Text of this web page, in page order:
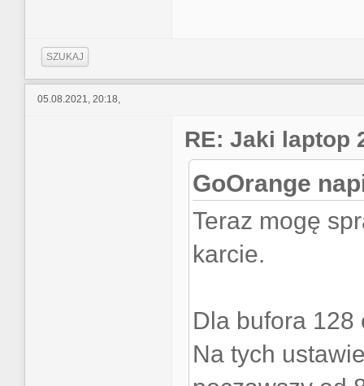
SZUKAJ
05.08.2021, 20:18,
RE: Jaki laptop
GoOrange
Teraz mogę
karcie.
Dla bufora 128
Na tych